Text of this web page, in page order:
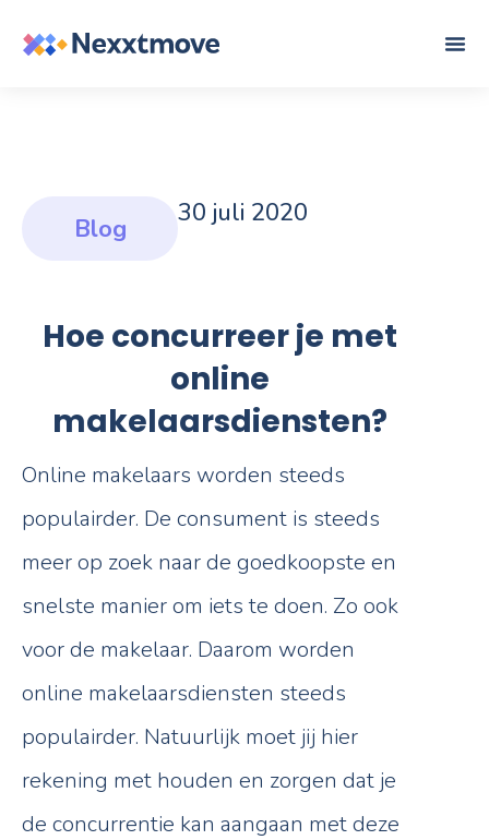
Blog 30 juli 2020
Hoe concurreer je met
online
makelaarsdiensten?
Online makelaars worden steeds
populairder. De consument is steeds
meer op zoek naar de goedkoopste en
snelste manier om iets te doen. Zo ook
voor de makelaar. Daarom worden
online makelaarsdiensten steeds
populairder. Natuurlijk moet jij hier
rekening met houden en zorgen dat je
de concurrentie kan aangaan met deze